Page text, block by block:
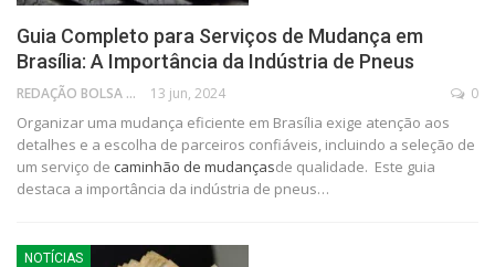
Guia Completo para Serviços de Mudança em
Brasília: A Importância da Indústria de Pneus
REDAÇÃO BOLSA FAMÍLIA 13 jun, 2024 0
Organizar uma mudança eficiente em Brasília exige atenção aos
detalhes e a escolha de parceiros confiáveis, incluindo a seleção de
um serviço de caminhão de mudançasde qualidade. Este guia
destaca a importância da indústria de pneus…
NOTÍCIAS